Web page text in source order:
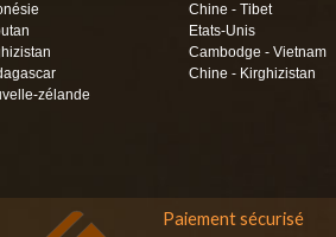
Chine - Tibet
Etats-Unis
Cambodge - Vietnam
Chine - Kirghizistan
zélande
Paiement sécurisé